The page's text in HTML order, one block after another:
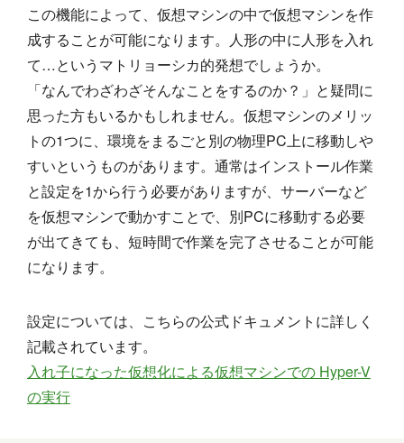
この機能によって、仮想マシンの中で仮想マシンを作
成することが可能になります。人形の中に人形を入れ
て…というマトリョーシカ的発想でしょうか。
「なんでわざわざそんなことをするのか？」と疑問に
思った方もいるかもしれません。仮想マシンのメリッ
トの1つに、環境をまるごと別の物理PC上に移動しや
すいというものがあります。通常はインストール作業
と設定を1から行う必要がありますが、サーバーなど
を仮想マシンで動かすことで、別PCに移動する必要
が出てきても、短時間で作業を完了させることが可能
になります。
設定については、こちらの公式ドキュメントに詳しく
記載されています。
入れ子になった仮想化による仮想マシンでの Hyper-V
の実行